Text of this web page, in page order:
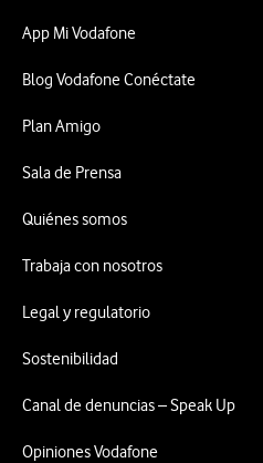
App Mi Vodafone
Blog Vodafone Conéctate
Plan Amigo
Sala de Prensa
Quiénes somos
Trabaja con nosotros
Legal y regulatorio
Sostenibilidad
Canal de denuncias – Speak Up
Opiniones Vodafone